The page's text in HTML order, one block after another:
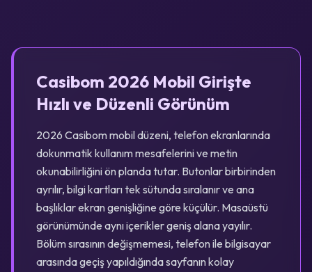
Casibom 2026 Mobil Girişte
Hızlı ve Düzenli Görünüm
2026 Casibom mobil düzeni, telefon ekranlarında
dokunmatik kullanım mesafelerini ve metin
okunabilirliğini ön planda tutar. Butonlar birbirinden
ayrılır, bilgi kartları tek sütunda sıralanır ve ana
başlıklar ekran genişliğine göre küçülür. Masaüstü
görünümünde aynı içerikler geniş alana yayılır.
Bölüm sırasının değişmemesi, telefon ile bilgisayar
arasında geçiş yapıldığında sayfanın kolay